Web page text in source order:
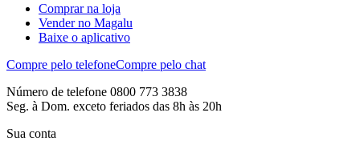
Comprar na loja
Vender no Magalu
Baixe o aplicativo
Compre pelo telefoneCompre pelo chat
Número de telefone 0800 773 3838
Seg. à Dom. exceto feriados das 8h às 20h
Sua conta